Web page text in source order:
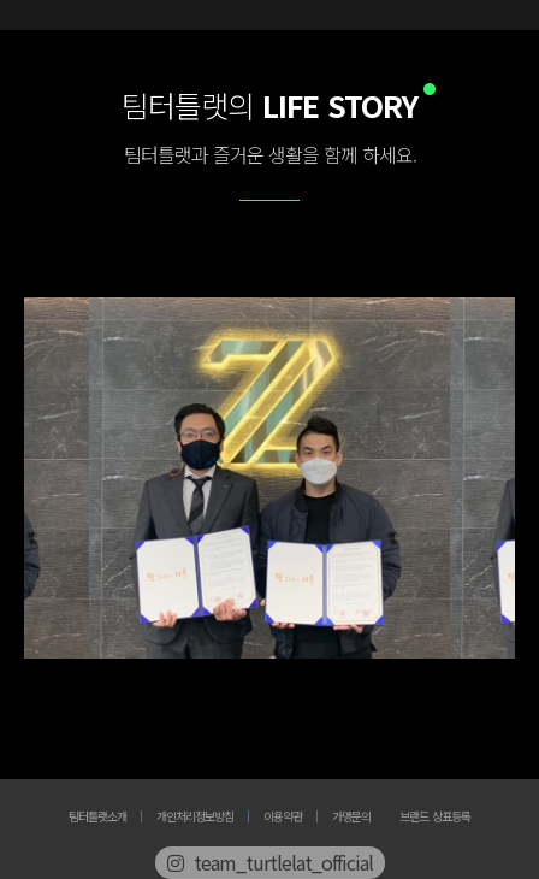
팀터틀랫의 LIFE STORY
팀터틀랫과 즐거운 생활을 함께 하세요.
팀터틀랫소개 개인처리정보방침 이용약관 가맹문의 브랜드 상표등록
team_turtlelat_official